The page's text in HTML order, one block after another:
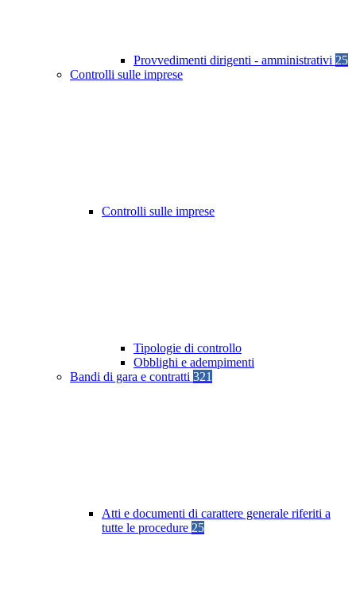
Provvedimenti dirigenti - amministrativi 25
Controlli sulle imprese
Controlli sulle imprese
Tipologie di controllo
Obblighi e adempimenti
Bandi di gara e contratti 321
Atti e documenti di carattere generale riferiti a
tutte le procedure 25